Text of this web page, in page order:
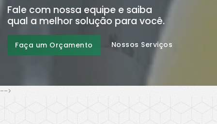
Fale com nossa equipe e saiba
qual a melhor solução para você.
Faça um Orçamento Nossos Serviços
-->